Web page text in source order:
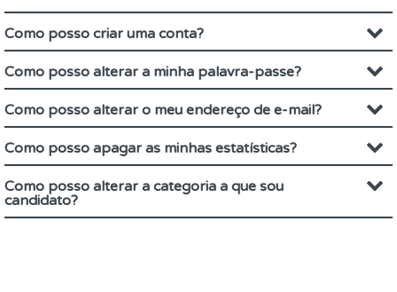
Como posso criar uma conta?
Como posso alterar a minha palavra-passe?
Como posso alterar o meu endereço de e-mail?
Como posso apagar as minhas estatísticas?
Como posso alterar a categoria a que sou
candidato?